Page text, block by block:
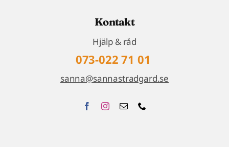
Kontakt
Hjälp & råd
073-022 71 01
sanna@sannastradgard.se